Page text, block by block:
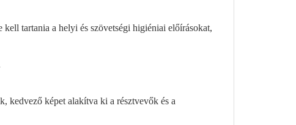
kell tartania a helyi és szövetségi higiéniai előírásokat,
kedvező képet alakítva ki a résztvevők és a